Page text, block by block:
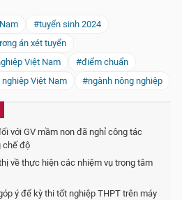
#tuyển sinh 2024
án xét tuyển
Việt Nam
#điểm chuẩn
Việt Nam
#ngành nông nghiệp
với GV mầm non đã nghỉ công tác
chế độ
về thực hiện các nhiệm vụ trọng tâm
ý để kỳ thi tốt nghiệp THPT trên máy